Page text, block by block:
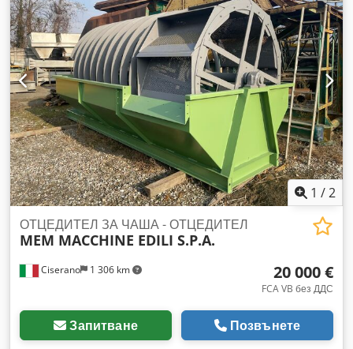
1 /2
Ciserano 1 306 km
ОТЦЕДИТЕЛ ЗА ЧАША - ОТЦЕДИТЕЛ
MEM MACCHINE EDILI S.P.A.
20 000 €
FCA VB без ДДС
Запитване Позвънете